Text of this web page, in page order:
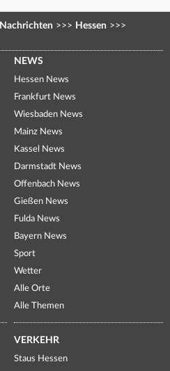
Nachrichten >>> Hessen >>>
NEWS
Hessen News
Frankfurt News
Wiesbaden News
Mainz News
Kassel News
Darmstadt News
Offenbach News
Gießen News
Fulda News
Bayern News
Sport
Wetter
Alle Orte
Alle Themen
VERKEHR
Staus Hessen